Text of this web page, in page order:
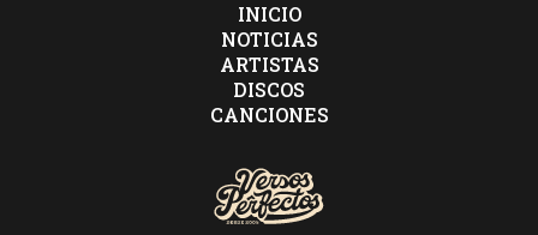
INICIO
NOTICIAS
ARTISTAS
DISCOS
CANCIONES